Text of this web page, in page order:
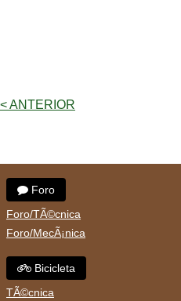
< ANTERIOR
Foro
Foro/TÃ©cnica
Foro/MecÃ¡nica
Bicicleta
TÃ©cnica